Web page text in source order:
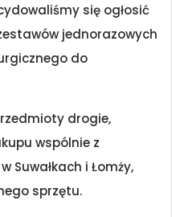
się ogłosić
jednorazowych
do
drogie,
wspólnie z
Suwałkach i Łomży,
sprzętu.